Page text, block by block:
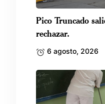
Pico Truncado
rechazar.
6 agosto, 2026